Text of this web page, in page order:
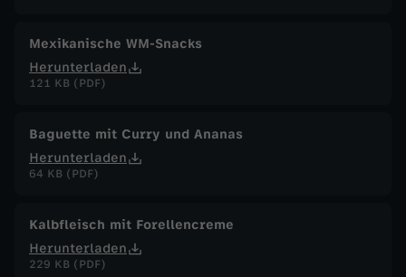
Mexikanische WM-Snacks
Herunterladen
121 KB (PDF)
Baguette mit Curry und Ananas
Herunterladen
64 KB (PDF)
Kalbfleisch mit Forellencreme
Herunterladen
229 KB (PDF)